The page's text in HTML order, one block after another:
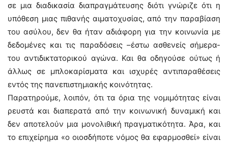
σε μια διαδικασία διαπραγμάτευσης διότι γνώριζε ότι η
υπόθεση μιας πιθανής αιματοχυσίας, από την παραβίαση
του ασύλου, δεν θα ήταν αδιάφορη για την κοινωνία με
δεδομένες και τις παραδόσεις –έστω ασθενείς σήμερα-
του αντιδικτατορικού αγώνα. Και θα οδηγούσε ούτως ή
άλλως σε μπλοκαρίσματα και ισχυρές αντιπαραθέσεις
εντός της πανεπιστημιακής κοινότητας.
Παρατηρούμε, λοιπόν, ότι τα όρια της νομιμότητας είναι
ρευστά και διαπερατά από την κοινωνική δυναμική και
δεν αποτελούν μια μονολιθική πραγματικότητα. Άρα, και
το επιχείρημα «ο οιοσδήποτε νόμος θα εφαρμοσθεί» είναι